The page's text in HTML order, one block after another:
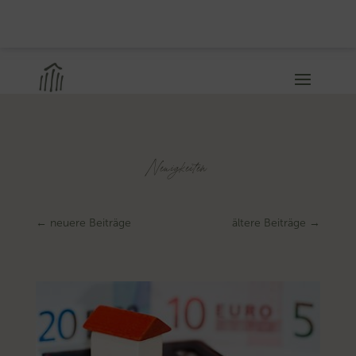
Neuigkeiten
← neuere Beiträge ältere Beiträge →